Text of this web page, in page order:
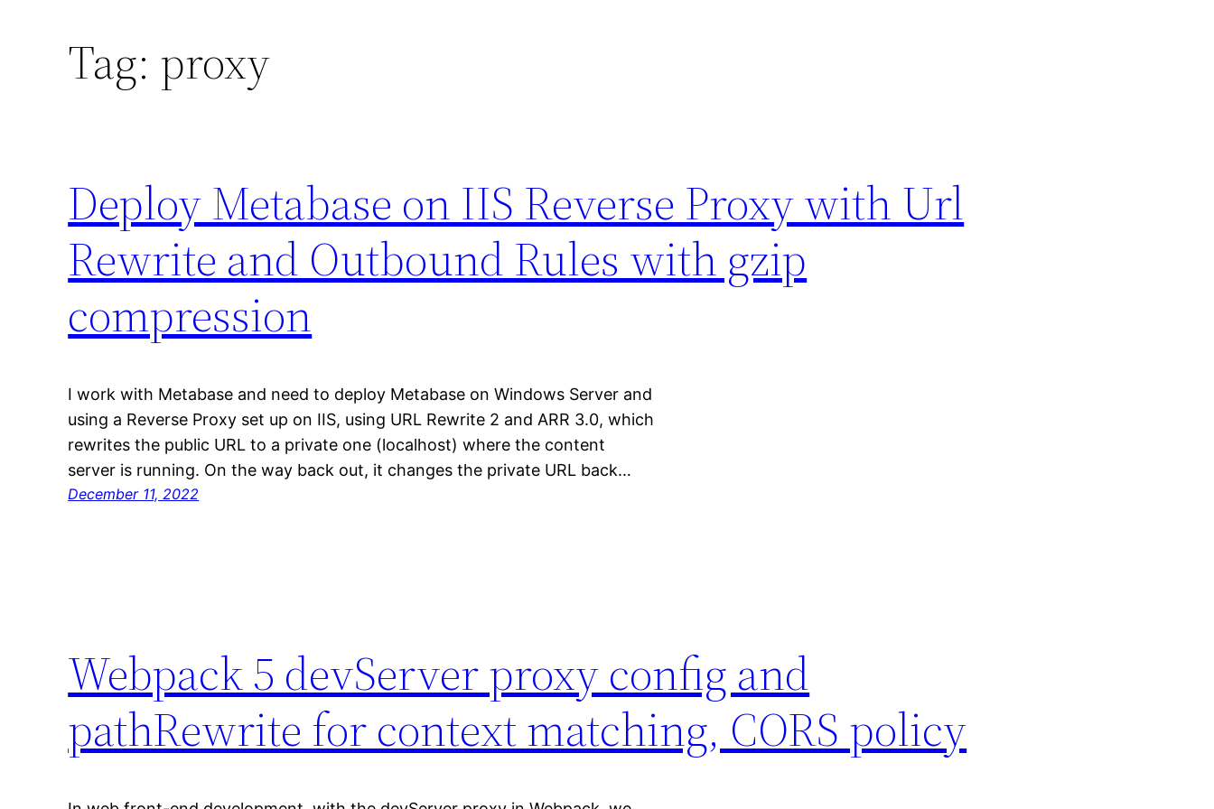
Tag: proxy
Deploy Metabase on IIS Reverse Proxy with Url
Rewrite and Outbound Rules with gzip
compression
I work with Metabase and need to deploy Metabase on Windows Server and
using a Reverse Proxy set up on IIS, using URL Rewrite 2 and ARR 3.0, which
rewrites the public URL to a private one (localhost) where the content
server is running. On the way back out, it changes the private URL back…
December 11, 2022
Webpack 5 devServer proxy config and
pathRewrite for context matching, CORS policy